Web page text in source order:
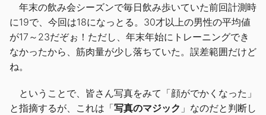
年末の飲み会シーズンで毎日飲み歩いていた前回計測時
に19で、今回は18になっとる。30才以上の男性の平均値
が17～23だぞぉ！ただし、年末年始にトレーニングでき
なかったから、筋肉量が少し落ちていた。誤差範囲だけど
ね。
ということで、皆さん写真をみて「顔がでかくなった」
と指摘するが、これは「写真のマジック 」なのだと判断し